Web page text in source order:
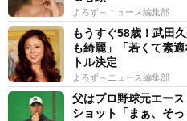
よろず～ニュース編集部
もうすぐ58歳！武田
も綺麗」「若くて素
トル決定
よろず～ニュース編集部
父はプロ野球元エー
ショット「まぁ、そ